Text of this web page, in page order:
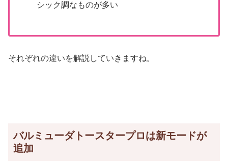
シック調なものが多い
それぞれの違いを解説していきますね。
バルミューダトースタープロは新モードが
追加